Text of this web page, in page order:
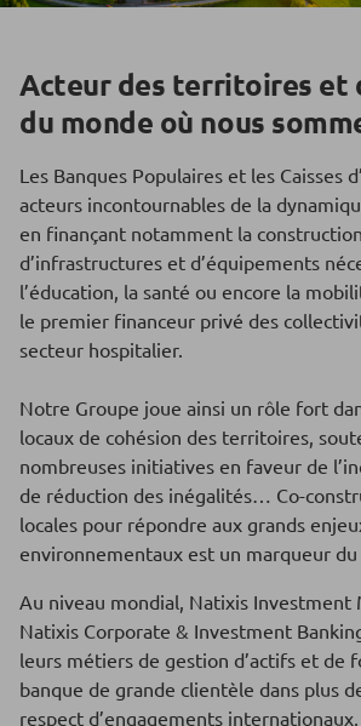
Acteur des territoires et
du monde où nous
Les Banques Populaires et les Caisses
acteurs incontournables de la
en finançant notamment la
d’infrastructures et d’équipements
l’éducation, la santé ou encore la
le premier financeur privé des
secteur hospitalier.
Notre Groupe joue ainsi un rôle fort
locaux de cohésion des territoires,
nombreuses initiatives en faveur de
de réduction des inégalités… Co-
locales pour répondre aux grands
environnementaux est un marqueur du
Au niveau mondial, Natixis Investment
Natixis Corporate & Investment
leurs métiers de gestion d’actifs et de
banque de grande clientèle dans plus
respect d’engagements